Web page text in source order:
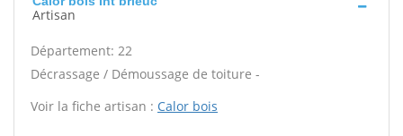
Artisan
Département: 22
Décrassage / Démoussage de toiture -
Voir la fiche artisan : Calor bois